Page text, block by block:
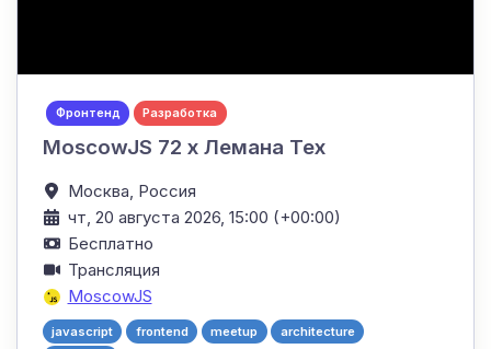
Фронтенд Разработка
MoscowJS 72 x Лемана Тех
Москва, Россия
чт, 20 августа 2026, 15:00 (+00:00)
Бесплатно
Трансляция
MoscowJS
javascript frontend meetup architecture